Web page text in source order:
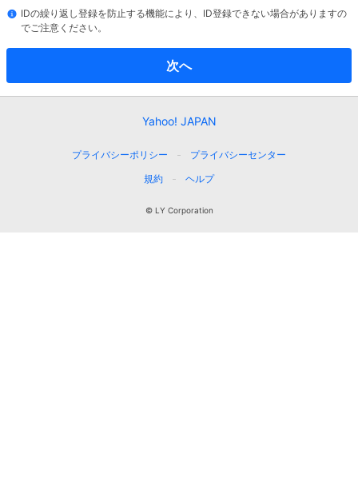
IDの繰り返し登録を防止する機能により、ID登録できない場合がありますの
でご注意ください。
次へ
Yahoo! JAPAN
プライバシーポリシー
プライバシーセンター
規約
ヘルプ
© LY Corporation